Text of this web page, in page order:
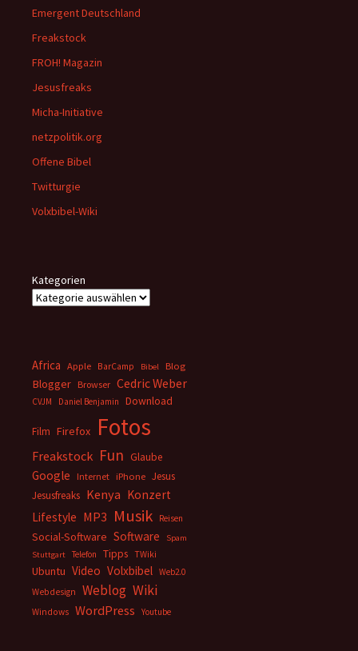
Emergent Deutschland
Freakstock
FROH! Magazin
Jesusfreaks
Micha-Initiative
netzpolitik.org
Offene Bibel
Twitturgie
Volxbibel-Wiki
Kategorien
Africa Apple BarCamp Bibel Blog
Blogger Browser Cedric Weber
CVJM Daniel Benjamin Download
Film Firefox Fotos
Freakstock Fun Glaube
Google Internet iPhone Jesus
Jesusfreaks Kenya Konzert
Lifestyle MP3 Musik Reisen
Social-Software Software
Spam
Stuttgart
Telefon Tipps TWiki
Ubuntu Video Volxbibel Web2.0
Webdesign
Weblog Wiki
Windows WordPress Youtube